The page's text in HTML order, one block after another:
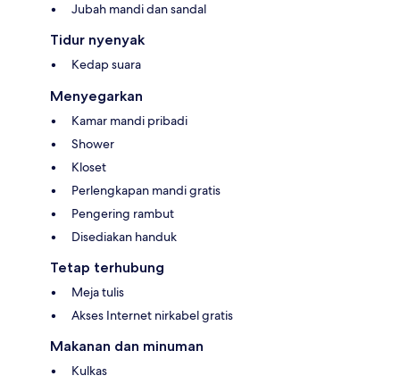
Jubah mandi dan sandal
Tidur nyenyak
Kedap suara
Menyegarkan
Kamar mandi pribadi
Shower
Kloset
Perlengkapan mandi gratis
Pengering rambut
Disediakan handuk
Tetap terhubung
Meja tulis
Akses Internet nirkabel gratis
Makanan dan minuman
Kulkas